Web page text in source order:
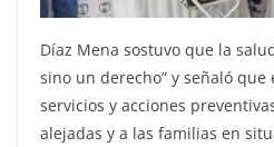
Díaz Mena sostuvo que la
sino un derecho” y señaló
servicios y acciones
alejadas y a las familias en